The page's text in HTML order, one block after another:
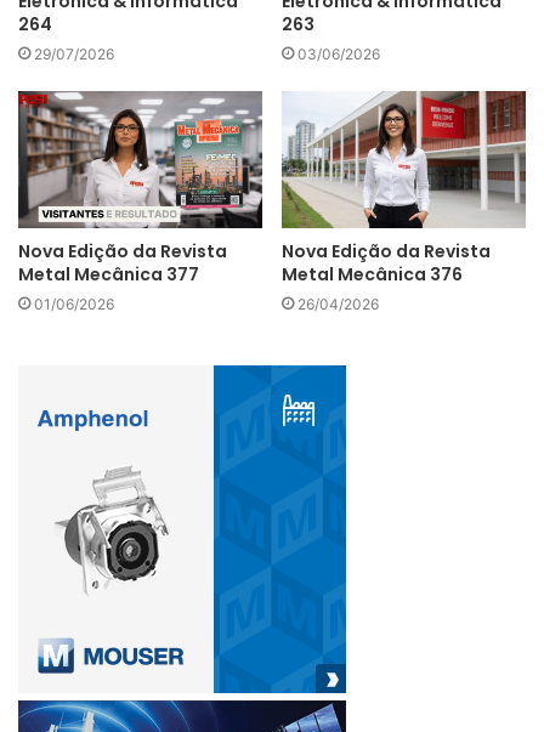
264
29/07/2026
263
03/06/2026
Nova Edição da Revista
Metal Mecânica 377
01/06/2026
Nova Edição da Revista
Metal Mecânica 376
26/04/2026